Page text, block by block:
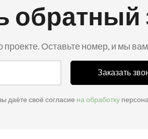
обратный
проекте. Оставьте номер, и мы
Заказать
даёте своё согласие на обработку